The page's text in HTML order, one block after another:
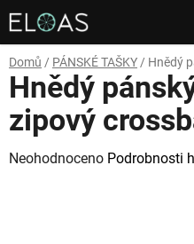
Přejít
na
obsah
Domů / PÁNSKÉ TAŠKY / Hnědý
Hnědý
zipový
Průměrné
Neohodnoceno Podrobnosti